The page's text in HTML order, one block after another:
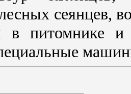
сеянцев,
в питомнике и